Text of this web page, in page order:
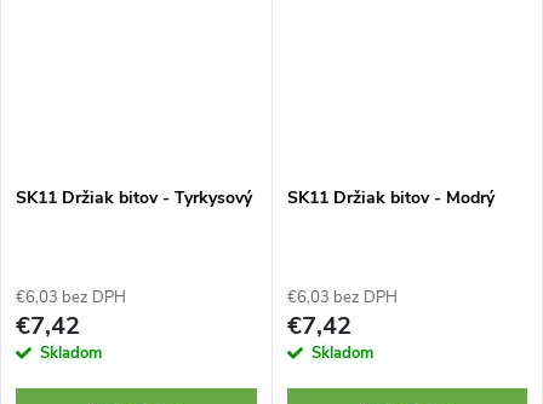
SK11 Držiak bitov - Tyrkysový
€6,03 bez DPH
€7,42
Skladom
SK11 Držiak bitov - Modrý
€6,03 bez DPH
€7,42
Skladom